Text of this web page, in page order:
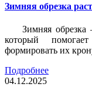
Зимняя обрезка
Зимняя
который
формировать их
Подробнее
04.12.2025